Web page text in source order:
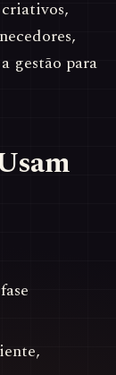
gestão para